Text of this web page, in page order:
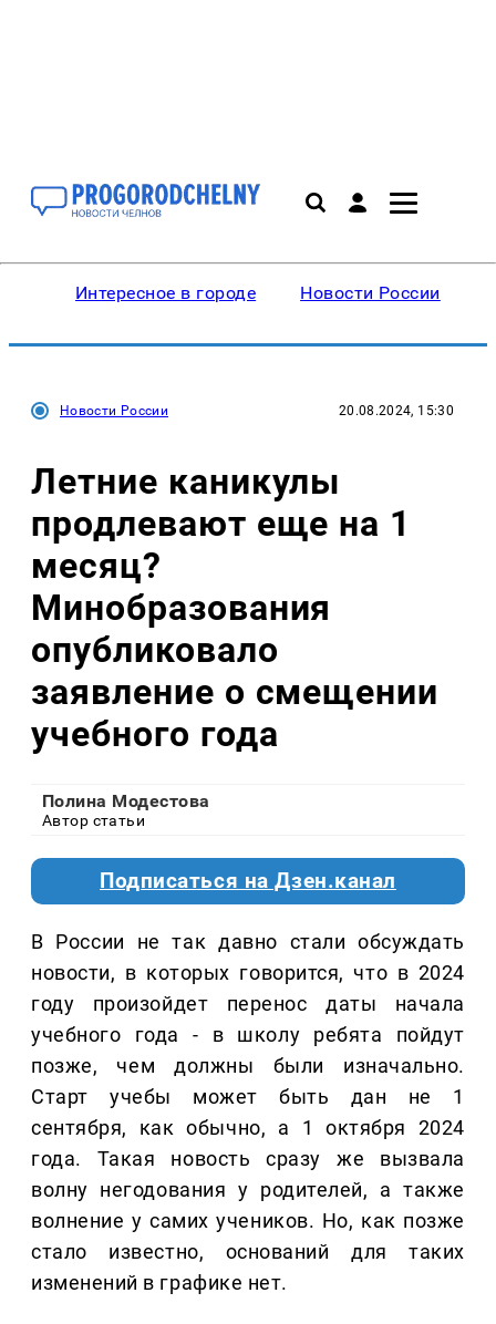
Интересное в городе Новости России
Новости России 20.08.2024, 15:30
Летние каникулы
продлевают еще на 1
месяц?
Минобразования
опубликовало
заявление о смещении
учебного года
Полина Модестова
Автор статьи
Подписаться на Дзен.канал
В России не так давно стали обсуждать
новости, в которых говорится, что в 2024
году произойдет перенос даты начала
учебного года - в школу ребята пойдут
позже, чем должны были изначально.
Старт учебы может быть дан не 1
сентября, как обычно, а 1 октября 2024
года. Такая новость сразу же вызвала
волну негодования у родителей, а также
волнение у самих учеников. Но, как позже
стало известно, оснований для таких
изменений в графике нет.